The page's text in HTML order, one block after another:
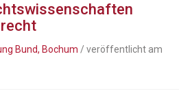
Bund, Bochum / veröffentlicht am